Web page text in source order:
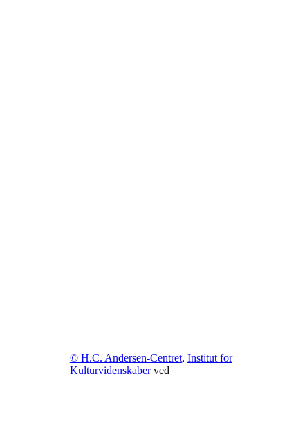
© H.C. Andersen-Centret, Institut for
Kulturvidenskaberved